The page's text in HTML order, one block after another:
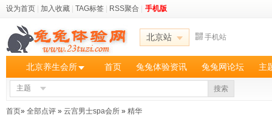
设为首页 加入收藏 TAG标签 RSS聚合 手机版
北京站 手机站
北京养生会所 首页 兔兔体验资讯 兔兔网论坛 主
主题 搜索
首页» 全部点评 » 云宫男士spa会所 » 精华